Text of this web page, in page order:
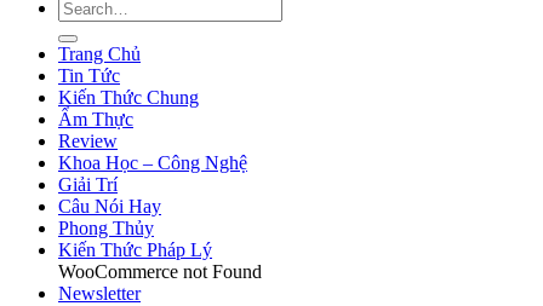
Trang Chủ
Tin Tức
Kiến Thức Chung
Ẩm Thực
Review
Khoa Học – Công Nghệ
Giải Trí
Câu Nói Hay
Phong Thủy
Kiến Thức Pháp Lý
WooCommerce not Found
Newsletter